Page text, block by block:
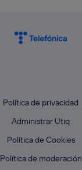
Política de privacidad
Administrar Utiq
Política de Cookies
Política de moderación